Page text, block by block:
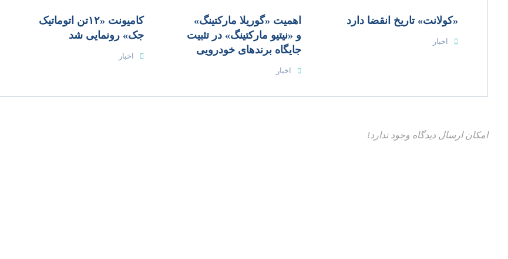
«کولانت» تاریخ انقضا دارد​
اخبار
اهمیت «گوریلا مارکتینگ»
و «نیتیو مارکتینگ» در تثبیت
جایگاه برندهای خودرویی​
اخبار
کامیونت «۱۲تن اتوماتیک
جک» رونمایی شد​
اخبار
امکان ارسال دیدگاه وجود ندارد!